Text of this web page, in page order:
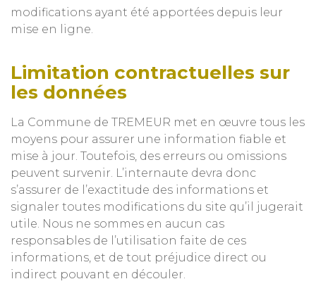
modifications ayant été apportées depuis leur
mise en ligne.
Limitation contractuelles sur
les données
La Commune de TREMEUR met en œuvre tous les
moyens pour assurer une information fiable et
mise à jour. Toutefois, des erreurs ou omissions
peuvent survenir. L’internaute devra donc
s’assurer de l’exactitude des informations et
signaler toutes modifications du site qu’il jugerait
utile. Nous ne sommes en aucun cas
responsables de l’utilisation faite de ces
informations, et de tout préjudice direct ou
indirect pouvant en découler.